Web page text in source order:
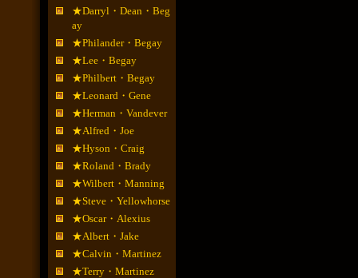
★Darryl・Dean・Beg
ay
★Philander・Begay
★Lee・Begay
★Philbert・Begay
★Leonard・Gene
★Herman・Vandever
★Alfred・Joe
★Hyson・Craig
★Roland・Brady
★Wilbert・Manning
★Steve・Yellowhorse
★Oscar・Alexius
★Albert・Jake
★Calvin・Martinez
★Terry・Martinez